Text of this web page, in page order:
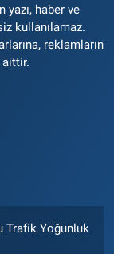
yazı, haber ve
kullanılamaz.
reklamların
Trafik Yoğunluk